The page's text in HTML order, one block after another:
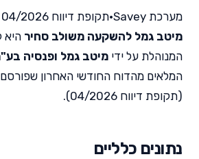
מערכת Savey •תקופת דיווח 04/2026
מיטב גמל להשקעה משולב סחיר היא
המנוהלת על ידי מיטב גמל ופנסיה
המלאים מהדוח החודשי האחרון
(תקופת דיווח 04/2026).
נתונים כלליים